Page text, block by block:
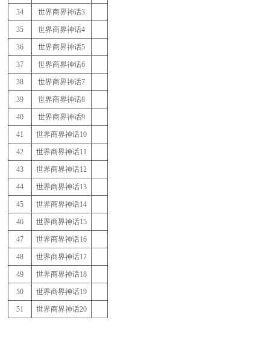
34 世界商界神话3
35 世界商界神话4
36 世界商界神话5
37 世界商界神话6
38 世界商界神话7
39 世界商界神话8
40 世界商界神话9
41 世界商界神话10
42 世界商界神话11
43 世界商界神话12
44 世界商界神话13
45 世界商界神话14
46 世界商界神话15
47 世界商界神话16
48 世界商界神话17
49 世界商界神话18
50 世界商界神话19
51 世界商界神话20